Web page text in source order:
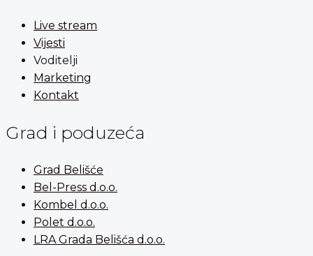
Live stream
Vijesti
Voditelji
Marketing
Kontakt
Grad i poduzeća
Grad Belišće
Bel-Press d.o.o.
Kombel d.o.o.
Polet d.o.o.
LRA Grada Belišća d.o.o.